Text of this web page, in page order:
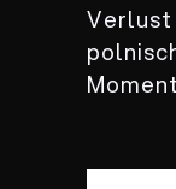
Verlust